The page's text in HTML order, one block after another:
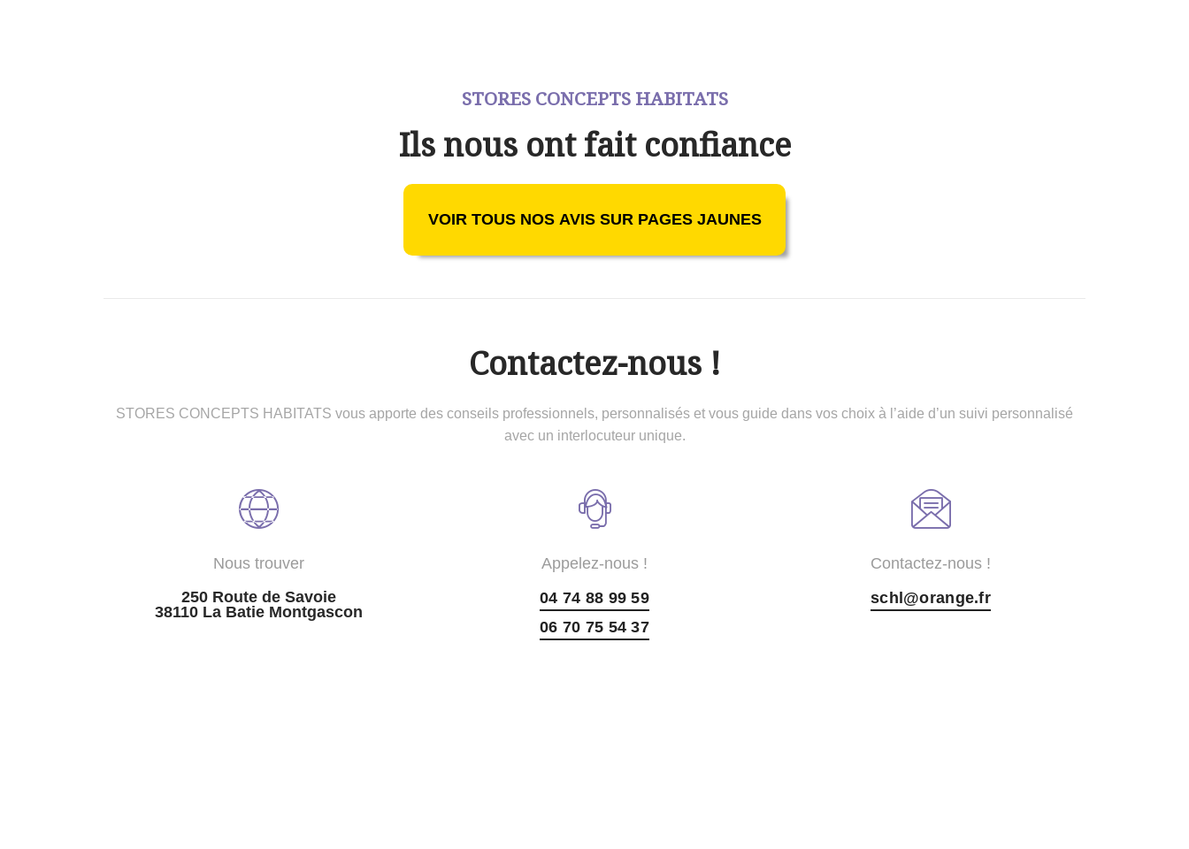
STORES CONCEPTS HABITATS
Ils nous ont fait confiance
VOIR TOUS NOS AVIS SUR PAGES JAUNES
Contactez-nous !
STORES CONCEPTS HABITATS vous apporte des conseils professionnels, personnalisés et vous guide dans vos choix à l’aide d’un suivi personnalisé
avec un interlocuteur unique.
Nous trouver
250 Route de Savoie
38110 La Batie Montgascon
Appelez-nous !
04 74 88 99 59
06 70 75 54 37
Contactez-nous !
schl@orange.fr